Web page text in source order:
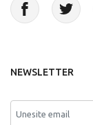
NEWSLETTER